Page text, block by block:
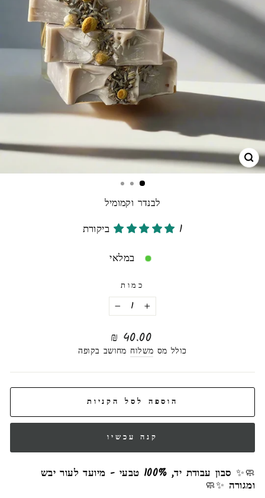
לבנדר וקמומיל
1 ביקורת
במלאי
כמות
−
+
מחיר
רגיל
40.00 ₪
כולל מס משלוח מחושב בקופה
הוספה לסל הקניות
קנה עכשיו
🧼✨ סבון עבודת יד, 100% טבעי - מיועד לעור יבש
ומגורה ✨🧼